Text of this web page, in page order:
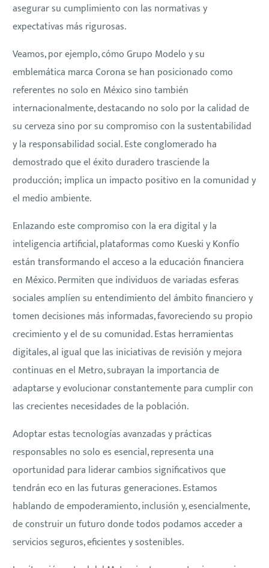
asegurar su cumplimiento con las normativas y
expectativas más rigurosas.
Veamos, por ejemplo, cómo Grupo Modelo y su
emblemática marca Corona se han posicionado como
referentes no solo en México sino también
internacionalmente, destacando no solo por la calidad de
su cerveza sino por su compromiso con la sustentabilidad
y la responsabilidad social. Este conglomerado ha
demostrado que el éxito duradero trasciende la
producción; implica un impacto positivo en la comunidad y
el medio ambiente.
Enlazando este compromiso con la era digital y la
inteligencia artificial, plataformas como Kueski y Konfío
están transformando el acceso a la educación financiera
en México. Permiten que individuos de variadas esferas
sociales amplíen su entendimiento del ámbito financiero y
tomen decisiones más informadas, favoreciendo su propio
crecimiento y el de su comunidad. Estas herramientas
digitales, al igual que las iniciativas de revisión y mejora
continuas en el Metro, subrayan la importancia de
adaptarse y evolucionar constantemente para cumplir con
las crecientes necesidades de la población.
Adoptar estas tecnologías avanzadas y prácticas
responsables no solo es esencial, representa una
oportunidad para liderar cambios significativos que
tendrán eco en las futuras generaciones. Estamos
hablando de empoderamiento, inclusión y, esencialmente,
de construir un futuro donde todos podamos acceder a
servicios seguros, eficientes y sostenibles.